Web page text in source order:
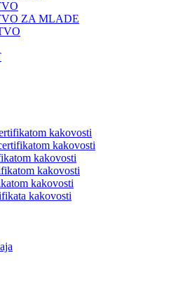
ZA MLADE
kakovosti
kakovosti
kakovosti
kakovosti
kakovosti
kakovosti